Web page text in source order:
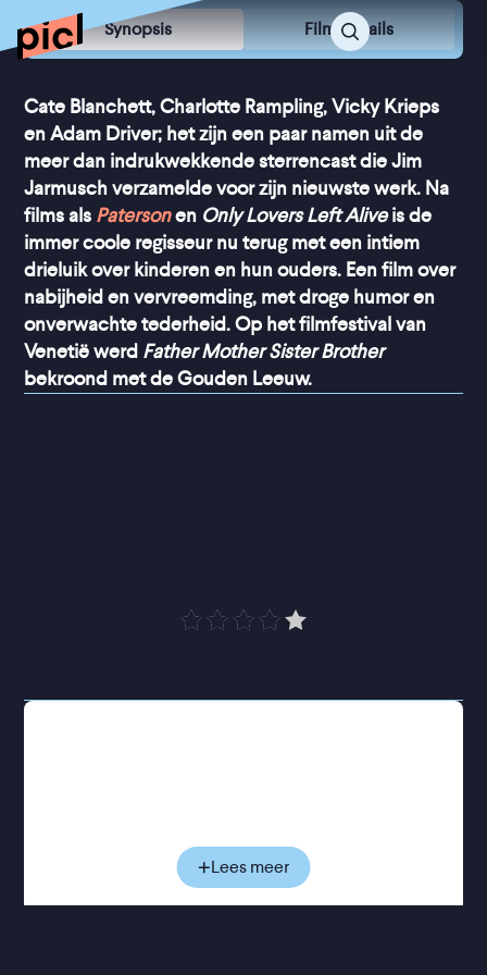
Synopsis Film Details
Cate Blanchett, Charlotte Rampling, Vicky Krieps
en Adam Driver; het zijn een paar namen uit de
meer dan indrukwekkende sterrencast die Jim
Jarmusch verzamelde voor zijn nieuwste werk. Na
films als Paterson en Only Lovers Left Aliveis de
immer coole regisseur nu terug met een intiem
drieluik over kinderen en hun ouders. Een film over
nabijheid en vervreemding, met droge humor en
onverwachte tederheid. Op het filmfestival van
Venetië werd Father Mother Sister Brother
bekroond met de Gouden Leeuw.
In het eerste deel reist een zoon samen met zijn zus
jeugd en en complexe relatie met hun moeder. In
, het laatste deel, bezoeken een zus
en haar broer hun ouderlijk huis na het overlijden
Lees meer